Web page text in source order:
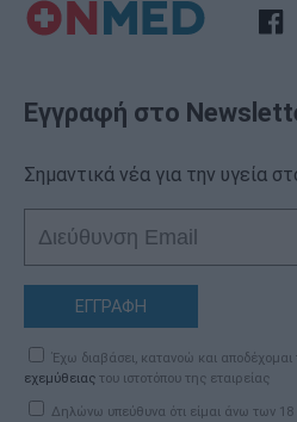
Εγγραφή στο
Σημαντικά νέα για την υγεία
ΕΓΓΡΑΦΗ
Έχω διαβάσει, κατανοώ και αποδέχομαι
εχεμύθειας του ιστοτόπου της εταιρείας
Δηλώνω υπεύθυνα ότι είμαι άνω των 18